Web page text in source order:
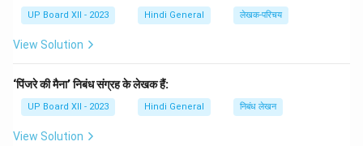
UP Board XII - 2023 Hindi General लेखक-परिचय
View Solution
‘पिंजरे की मैना’ निबंध संग्रह के लेखक हैं:
UP Board XII - 2023 Hindi General निबंध लेखन
View Solution